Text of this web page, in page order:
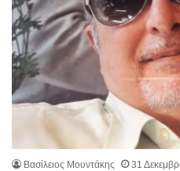
Βασίλειος Μουντάκης 31